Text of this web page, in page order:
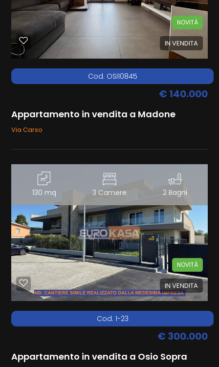
IN VENDITA
NOVITÀ
Cod. OSI10845
€ 140.000
Appartamento in vendita a Madone
Via Carso
130 mq 3 Camere 2 Bagni
IN VENDITA
NOVITÀ
Cod. 1-23
€ 300.000
Appartamento in vendita a Osio Sopra